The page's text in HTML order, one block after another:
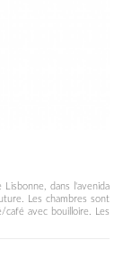
dans l'avenida
Les chambres sont
avec bouilloire. Les